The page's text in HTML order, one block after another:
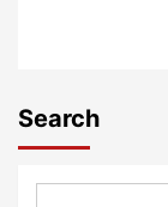
Search